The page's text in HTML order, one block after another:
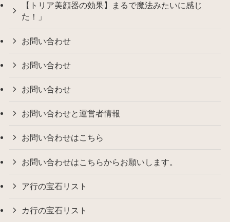
【トリア美顔器の効果】まるで魔法みたいに感じ
た！」
お問い合わせ
お問い合わせ
お問い合わせ
お問い合わせと運営者情報
お問い合わせはこちら
お問い合わせはこちらからお願いします。
ア行の宝石リスト
カ行の宝石リスト